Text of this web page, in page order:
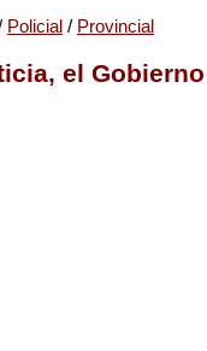
Policial / Provincial
el